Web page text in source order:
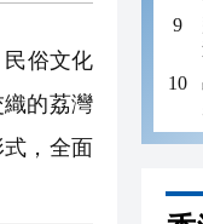
俗文化
的荔灣
，全面